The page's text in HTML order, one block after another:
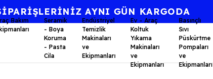
BİR AHLAK FELSEFESİDİR.⭐
Bakım
Seramik
- Boya
Koruma
- Pasta
Cila
Endüstriyel
Temizlik
Makinaları
ve
Ekipmanları
Ev - Araç
Koltuk
Yıkama
Makinaları
ve
Ekipmanları
Basınçlı
Sıvı
Püskürtme
Pompaları
ve
Ekipmanları